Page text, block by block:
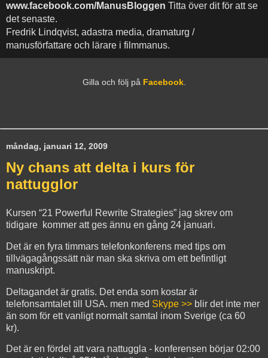
www.facebook.com/ManusBloggen Titta över dit för att se
det senaste.
Fredrik Lindqvist, adastra media, dramaturg /
manusförfattare och lärare i filmmanus.
Gilla och följ på Facebook.
måndag, januari 12, 2009
Ny chans att delta i kurs för
nattugglor
Kursen “21 Powerful Rewrite Strategies” jag skrev om
tidigare kommer att ges ännu en gång 24 januari.
Det är en fyra timmars telefonkonferens med tips om
tillvägagångssätt när man ska skriva om ett befintligt
manuskript.
Deltagandet är gratis. Det enda som kostar är
telefonsamtalet till USA. men med Skype >> blir det inte mer
än som för ett vanligt normalt samtal inom Sverige (ca 60
kr).
Det är en fördel att vara nattuggla - konferensen börjar 02:00